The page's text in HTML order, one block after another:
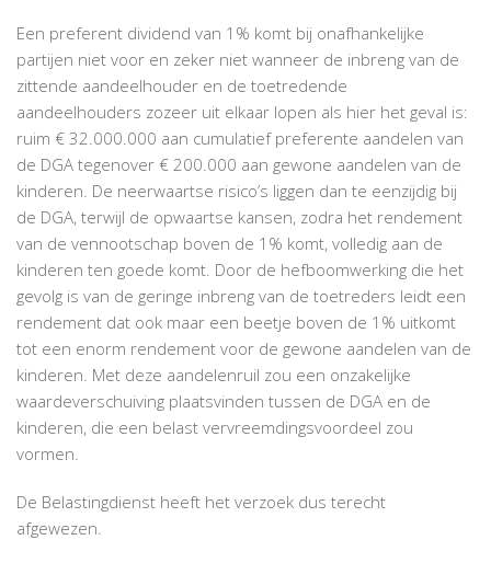
Een preferent dividend van 1% komt bij onafhankelijke
partijen niet voor en zeker niet wanneer de inbreng van de
zittende aandeelhouder en de toetredende
aandeelhouders zozeer uit elkaar lopen als hier het geval is:
ruim € 32.000.000 aan cumulatief preferente aandelen van
de DGA tegenover € 200.000 aan gewone aandelen van de
kinderen. De neerwaartse risico’s liggen dan te eenzijdig bij
de DGA, terwijl de opwaartse kansen, zodra het rendement
van de vennootschap boven de 1% komt, volledig aan de
kinderen ten goede komt. Door de hefboomwerking die het
gevolg is van de geringe inbreng van de toetreders leidt een
rendement dat ook maar een beetje boven de 1% uitkomt
tot een enorm rendement voor de gewone aandelen van de
kinderen. Met deze aandelenruil zou een onzakelijke
waardeverschuiving plaatsvinden tussen de DGA en de
kinderen, die een belast vervreemdingsvoordeel zou
vormen.
De Belastingdienst heeft het verzoek dus terecht
afgewezen.